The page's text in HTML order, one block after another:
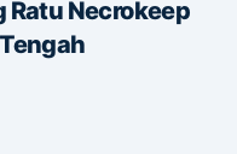
this browser for the
Ratu Necrokeep